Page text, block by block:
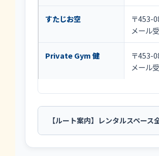
すたじお空
〒453-
メール
Private Gym 健
〒453-
メール
【ルート案内】レンタルスペース